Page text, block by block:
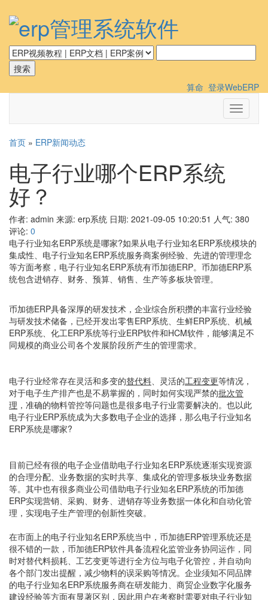
算命 登录WebERP
切
换
首页 » ERP新闻动态
电子行业哪个ERP系统
好？
作者: admin 来源: erp系统 日期: 2021-09-05 10:20:51 人气: 380
评论: 0
电子行业知名ERP系统是哪家?如果从电子行业知名ERP系统模块的
集成性、电子行业知名ERP系统服务商案例经验、先进的管理理念
等方面考察，电子行业知名ERP系统有币加德ERP。币加德ERP系
统包含进销存、财务、预算、销售、生产等多板块管理。
币加德ERP具备深厚的研发技术，企业综合所积攒的丰富行业经验
与研发技术储备，已经开发出零售ERP系统、生鲜ERP系统、机械
ERP系统、化工ERP系统等行业ERP软件和HCM软件，能够满足不
同规模的商业公司各个发展阶段所产生的管理需求。
电子行业经常存在灵活和多变的替代料、灵活的工程变更等情况，
对于电子生产排产也是不易掌握的，同时如何实现严禁的批次管
理 ，准确的物料管控等问题也是很多电子行业需要解决的。也以此
电子行业ERP系统成为大多数电子企业的选择，那么电子行业知名
ERP系统是哪家?
目前已经有很的电子企业借助电子行业知名ERP系统逐渐实现资源
的合理分配、业务数据的实时共享、集成化的管理多板块业务数据
等。其中也有很多商业公司借助电子行业知名ERP系统的币加德
ERP实现营销、采购、财务、进销存等业务数据一体化和自动化管
理，实现电子生产管理的创新性突破。
在市面上的电子行业知名ERP系统当中，币加德ERP管理系统还是
很不错的一款，币加德ERP软件具备流程化监管业务协同运作，同
时对替代料损耗、工艺变更等进行全方位与电子化管控，并自动向
各个部门发出提醒，减少物料的误采购等情况。企业须知不同品牌
的电子行业知名ERP系统服务商在研发能力、商贸企业数字化服务
建设经验等方面有显著区别，因此用户在考察时需要对电子行业知